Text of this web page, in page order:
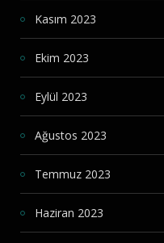
Kasım 2023
Ekim 2023
Eylül 2023
Ağustos 2023
Temmuz 2023
Haziran 2023